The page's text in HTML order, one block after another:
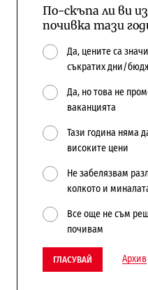
По-скъпа ли ви
почивка тази
Да, цените са
съкратих дни/
Да, но това не
ваканцията
Тази година няма
високите цени
Не забелязвам
колкото и
Все още не съм
почивам
ГЛАСУВАЙ Архив